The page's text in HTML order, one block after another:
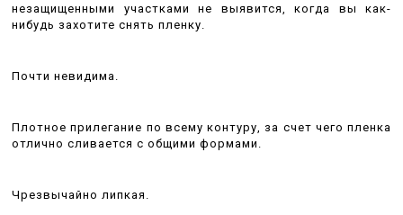
незащищенными участками не выявится, когда вы как-
нибудь захотите снять пленку.
Почти невидима.
Плотное прилегание по всему контуру, за счет чего пленка
отлично сливается с общими формами.
Чрезвычайно липкая.